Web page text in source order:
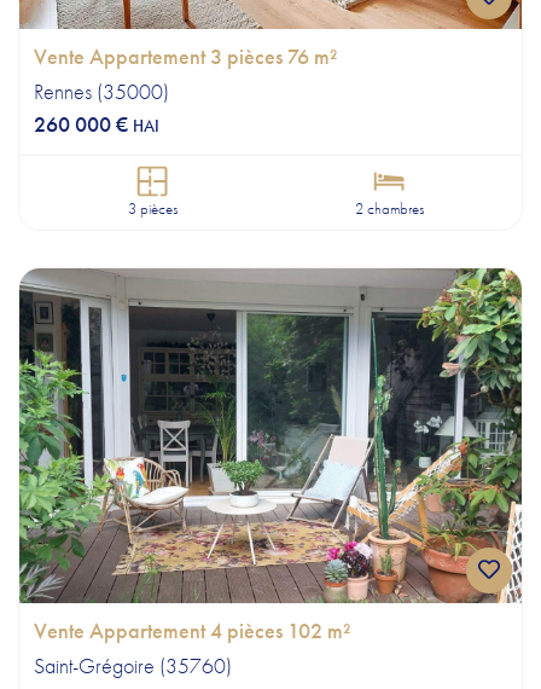
Vente Appartement 3 pièces 76 m²
Rennes (35000)
260 000 € HAI
3 pièces 2 chambres
Vente Appartement 4 pièces 102 m²
Saint-Grégoire (35760)